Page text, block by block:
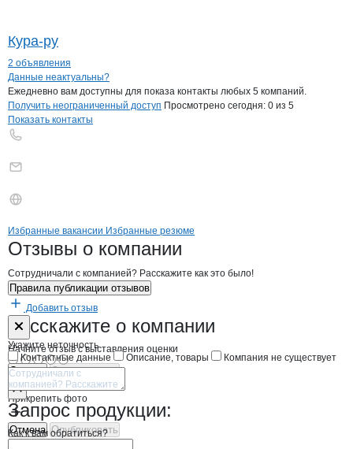
Кура-ру
2 объявления
Контактыкомпании
+7(800)000-00-..
Данные неактуальны?
Ежедневно вам доступны для показа контакты любых 5 компаний.
Получить неограниченный доступ Просмотрено сегодня: 0 из 5
Показать контакты
Брендыкомпани Лежепекова
Вакансии вЛежепекова Екатерина
Избранные вакансии Избранные резюме
Новости oЛежепекова Екатерина
Отзывы о компании
Сотрудничали с компанией? Расскажите как это было!
Правила публикации отзывов
Добавить отзыв
Расскажите о компании
Начните отзыв с выставления оценки
Прикрепить фото
Отмена Опубликовать
Форма обратной связи о неточностях
Укажите неточность
Контактные данные
Описание, товары Компания не существует
Отмена Опубликовать
Запрос продукции:
Как к вам обратиться?